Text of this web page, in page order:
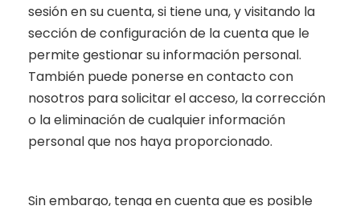
sesión en su cuenta, si tiene una, y visitando la
sección de configuración de la cuenta que le
permite gestionar su información personal.
También puede ponerse en contacto con
nosotros para solicitar el acceso, la corrección
o la eliminación de cualquier información
personal que nos haya proporcionado.
Sin embargo, tenga en cuenta que es posible